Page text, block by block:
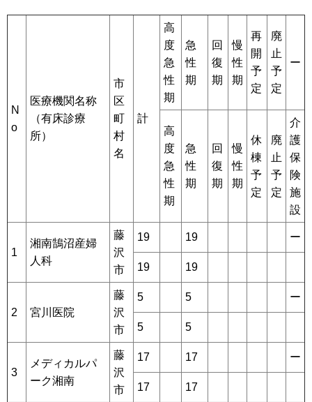
N
o
医療機関名称
（有床診療
所）
市
区
町
村
名
計
高
度
急
性
期
急
性
期
回
復
期
慢
性
期
再
開
予
定
廃
止
予
定
ー
高
度
急
性
期
急
性
期
回
復
期
慢
性
期
休
棟
予
定
廃
止
予
定
介
護
保
険
施
設
1
湘南鵠沼産婦
人科
藤
沢
市
19 19 ー
19 19
2 宮川医院
藤
沢
市
5 5 ー
5 5
3
メディカルパ
ーク湘南
藤
沢
市
17 17 ー
17 17